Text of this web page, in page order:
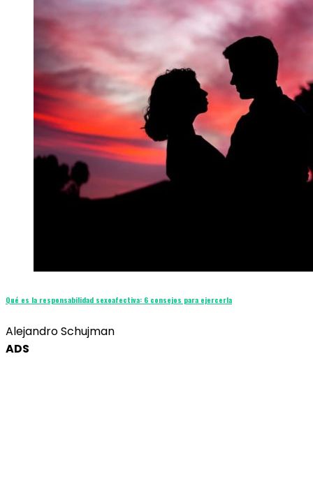
Qué es la responsabilidad sexoafectiva: 6 consejos para ejercerla
Alejandro Schujman
ADS